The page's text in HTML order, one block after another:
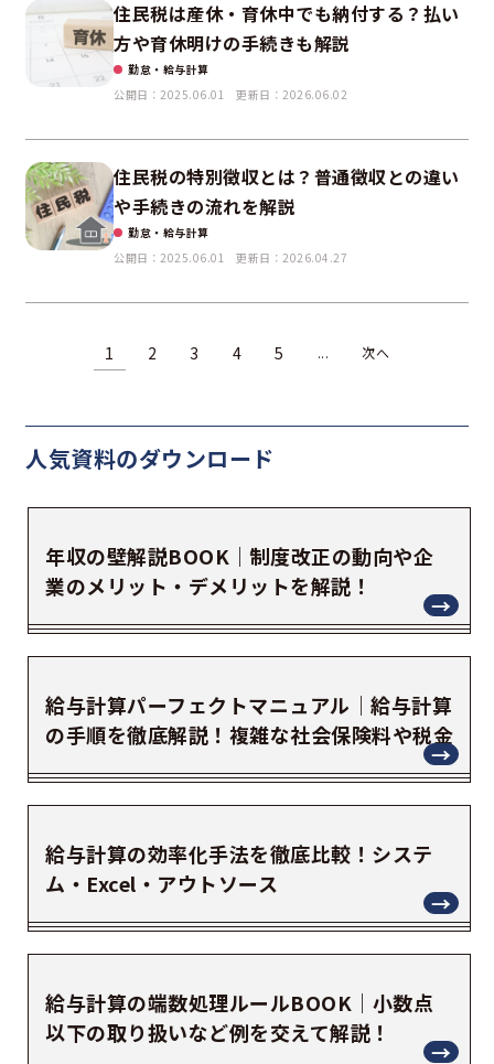
住民税は産休・育休中でも納付する？払い
方や育休明けの手続きも解説
勤怠・給与計算
公開日：2025.06.01
更新日：2026.06.02
住民税の特別徴収とは？普通徴収との違い
や手続きの流れを解説
勤怠・給与計算
公開日：2025.06.01
更新日：2026.04.27
1 2 3 4 5 ... 次へ
人気資料のダウンロード
年収の壁解説BOOK｜制度改正の動向や企
業のメリット・デメリットを解説！
給与計算パーフェクトマニュアル｜給与計算
の手順を徹底解説！複雑な社会保険料や税金
給与計算の効率化手法を徹底比較！システ
ム・Excel・アウトソース
給与計算の端数処理ルールBOOK｜小数点
以下の取り扱いなど例を交えて解説！